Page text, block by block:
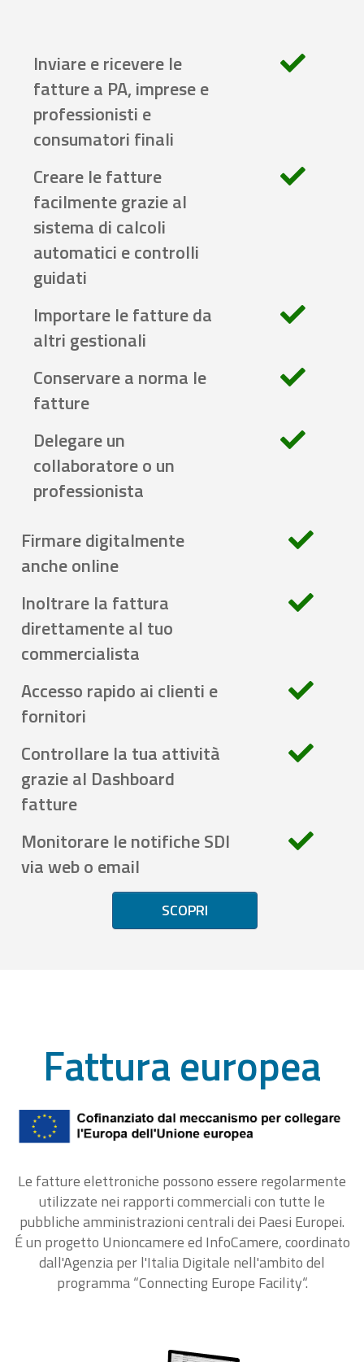
Inviare e ricevere le
fatture a PA, imprese e
professionisti e
consumatori finali
Creare le fatture
facilmente grazie al
sistema di calcoli
automatici e controlli
guidati
Importare le fatture da
altri gestionali
Conservare a norma le
fatture
Delegare un
collaboratore o un
professionista
Firmare digitalmente
anche online
Inoltrare la fattura
direttamente al tuo
commercialista
Accesso rapido ai clienti e
fornitori
Controllare la tua attività
grazie al Dashboard
fatture
Monitorare le notifiche SDI
via web o email
SCOPRI
Fattura europea
Le fatture elettroniche possono essere regolarmente
utilizzate nei rapporti commerciali con tutte le
pubbliche amministrazioni centrali dei Paesi Europei.
É un progetto Unioncamere ed InfoCamere, coordinato
dall'Agenzia per l'Italia Digitale nell'ambito del
programma “Connecting Europe Facility“.